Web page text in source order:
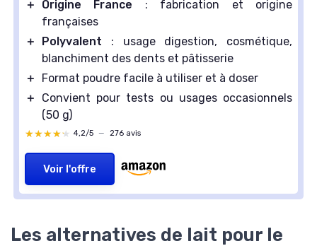
＋ Origine France : fabrication et origine
françaises
＋
Polyvalent : usage digestion, cosmétique,
blanchiment des dents et pâtisserie
＋
Format poudre facile à utiliser et à doser
＋
Convient pour tests ou usages occasionnels
(50 g)
★★★★★
★★★★★ 4,2/5 — 276 avis
Voir l'offre
Les alternatives de lait pour le